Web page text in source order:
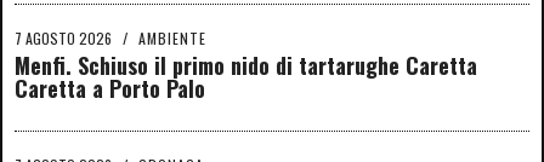
7 AGOSTO 2026 / AMBIENTE
Menfi. Schiuso il primo nido di tartarughe Caretta
Caretta a Porto Palo